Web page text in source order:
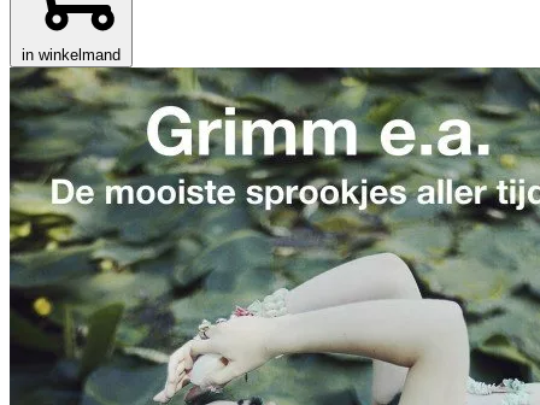
in winkelmand